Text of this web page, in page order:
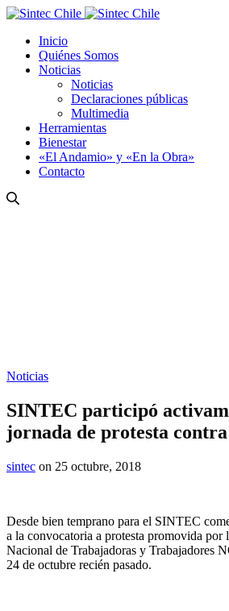
Inicio
Quiénes Somos
Noticias
Noticias
Declaraciones públicas
Multimedia
Herramientas
Bienestar
«El Andamio» y «En la Obra»
Contacto
Noticias
SINTEC participó
jornada de protesta
sintec on 25 octubre, 2018
Desde bien temprano para el SINTEC
a la convocatoria a protesta promovida por
Nacional de Trabajadoras y Trabajadores
24 de octubre recién pasado.